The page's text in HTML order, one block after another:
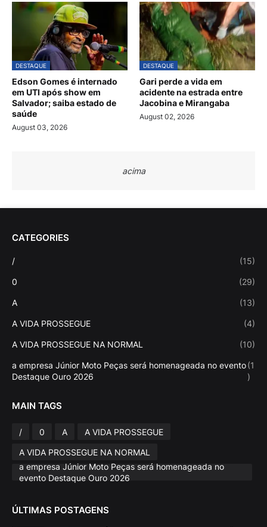
DESTAQUE
Edson Gomes é internado
em UTI após show em
Salvador; saiba estado de
saúde
August 03, 2026
DESTAQUE
Gari perde a vida em
acidente na estrada entre
Jacobina e Mirangaba
August 02, 2026
acima
CATEGORIES
/ (15)
0 (29)
A (13)
A VIDA PROSSEGUE (4)
A VIDA PROSSEGUE NA NORMAL (10)
a empresa Júnior Moto Peças será homenageada no evento
Destaque Ouro 2026
(1
)
MAIN TAGS
/ 0 A
A VIDA PROSSEGUE
A VIDA PROSSEGUE NA NORMAL
a empresa Júnior Moto Peças será homenageada no
evento Destaque Ouro 2026
ÚLTIMAS POSTAGENS